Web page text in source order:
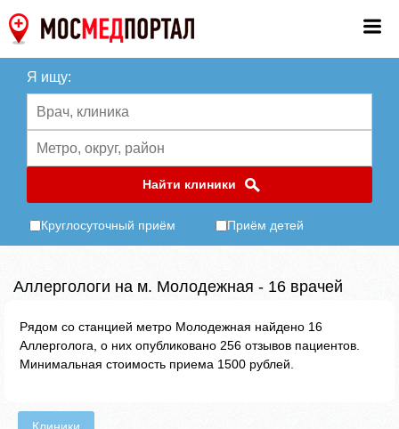
Я ищу:
Найти клиники
Круглосуточный приём Приём детей
Аллергологи на м. Молодежная - 16 врачей
Рядом со станцией метро Молодежная найдено 16
Аллерголога, о них опубликовано 256 отзывов пациентов.
Минимальная стоимость приема 1500 рублей.